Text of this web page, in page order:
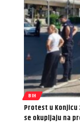
BIH
Protest u Konjicu
se okupljaju na